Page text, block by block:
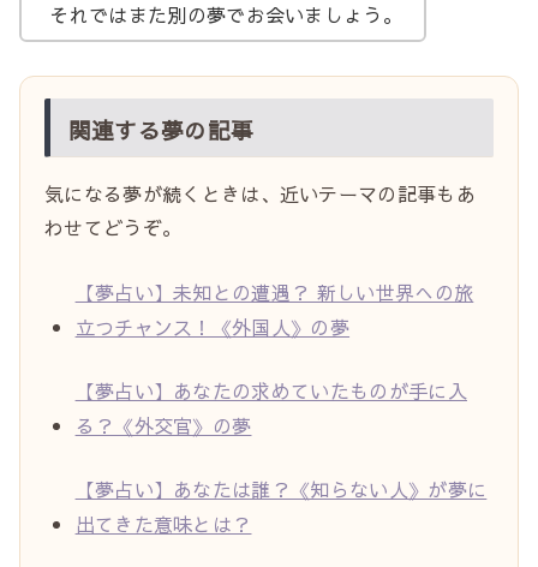
それではまた別の夢でお会いましょう。
関連する夢の記事
気になる夢が続くときは、近いテーマの記事もあ
わせてどうぞ。
【夢占い】未知との遭遇？ 新しい世界への旅
立つチャンス！《外国人》の夢
【夢占い】あなたの求めていたものが手に入
る？《外交官》の夢
【夢占い】あなたは誰？《知らない人》が夢に
出てきた意味とは？